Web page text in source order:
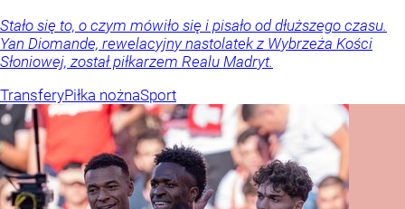
Stało się to, o czym mówiło się i pisało od dłuższego czasu.
Yan Diomande, rewelacyjny nastolatek z Wybrzeża Kości
Słoniowej, został piłkarzem Realu Madryt.
TransferyPiłka nożnaSport